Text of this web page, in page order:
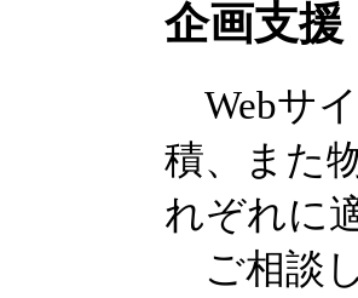
企画支援
Webサ
積、また
れぞれに
ご相談